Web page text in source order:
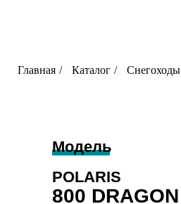
Главная / Каталог / Снегоходы
POLARIS
800 DRAGON
Модель